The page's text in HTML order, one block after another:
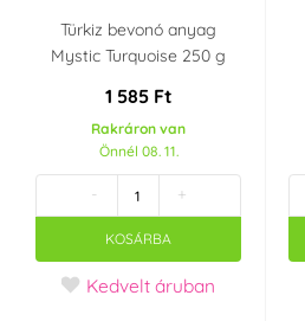
Türkiz bevonó anyag
Mystic Turquoise 250 g
1 585 Ft
Rakráron van
Önnél 08. 11.
- +
KOSÁRBA
Kedvelt áruban